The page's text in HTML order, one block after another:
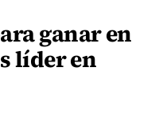
ganar en
líder en